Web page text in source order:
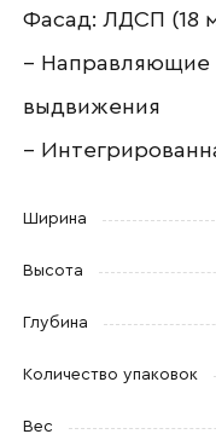
Фасад: ЛДСП (18
– Направляющие
выдвижения
–
Ширина
Высота
Глубина
Количество упаковок
Вес
Ваш email
Номер